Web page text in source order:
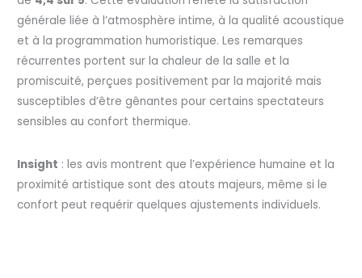
générale liée à l’atmosphère intime, à la qualité acoustique
et à la programmation humoristique. Les remarques
récurrentes portent sur la chaleur de la salle et la
promiscuité, perçues positivement par la majorité mais
susceptibles d’être gênantes pour certains spectateurs
sensibles au confort thermique.
Insight : les avis montrent que l’expérience humaine et la
proximité artistique sont des atouts majeurs, même si le
confort peut requérir quelques ajustements individuels.